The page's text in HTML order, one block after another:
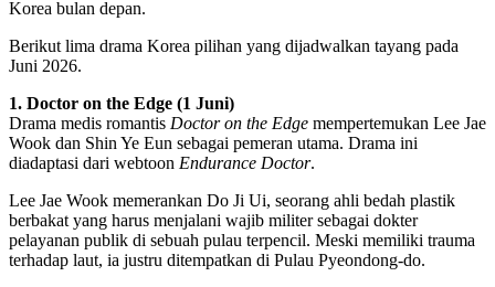
Korea bulan depan.
Berikut lima drama Korea pilihan yang dijadwalkan tayang pada
Juni 2026.
1. Doctor on the Edge (1 Juni)
Drama medis romantis Doctor on the Edge mempertemukan Lee Jae
Wook dan Shin Ye Eun sebagai pemeran utama. Drama ini
diadaptasi dari webtoon Endurance Doctor.
Lee Jae Wook memerankan Do Ji Ui, seorang ahli bedah plastik
berbakat yang harus menjalani wajib militer sebagai dokter
pelayanan publik di sebuah pulau terpencil. Meski memiliki trauma
terhadap laut, ia justru ditempatkan di Pulau Pyeondong-do.